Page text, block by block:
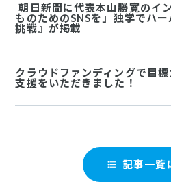
朝日新聞に代表本山勝寛のイ
ものためのSNSを」独学でハ
挑戦』が掲載
クラウドファンディングで目
支援をいただきました！
format_list_bulleted 記事一覧